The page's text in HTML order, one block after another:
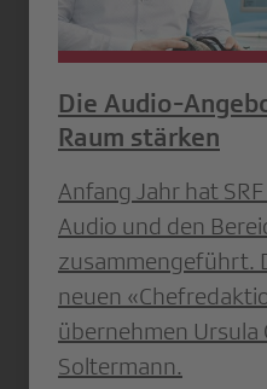
Die Audio-
Raum stärken
Anfang Jahr hat
Audio und den
zusammengeführt.
neuen
übernehmen Ursula
Soltermann.